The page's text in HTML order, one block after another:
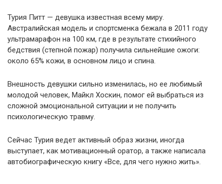
Турия Питт — девушка известная всему миру.
Австралийская модель и спортсменка бежала в 2011 году
ультрамарафон на 100 км, где в результате стихийного
бедствия (степной пожар) получила сильнейшие ожоги:
около 65% кожи, в основном лицо и спина.
Внешность девушки сильно изменилась, но ее любимый
молодой человек, Майкл Хоскин, помог ей выбраться из
сложной эмоциональной ситуации и не получить
психологическую травму.
Сейчас Турия ведет активный образ жизни, иногда
выступает, как мотивационный оратор, а также написала
автобиографическую книгу «Все, для чего нужно жить».